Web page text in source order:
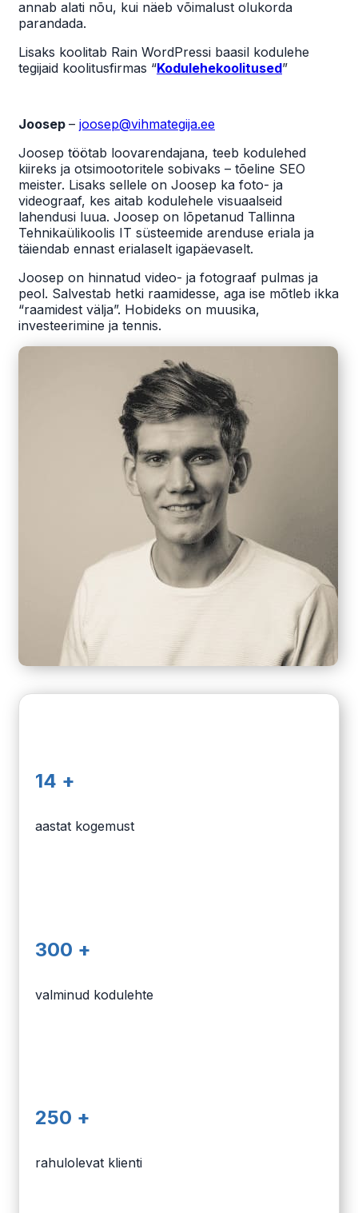
annab alati nõu, kui näeb võimalust olukorda
parandada.
Lisaks koolitab Rain WordPressi baasil kodulehe
tegijaid koolitusfirmas “Kodulehekoolitused”
Joosep – joosep@vihmategija.ee
Joosep töötab loovarendajana, teeb kodulehed
kiireks ja otsimootoritele sobivaks – tõeline SEO
meister. Lisaks sellele on Joosep ka foto- ja
videograaf, kes aitab kodulehele visuaalseid
lahendusi luua. Joosep on lõpetanud Tallinna
Tehnikaülikoolis IT süsteemide arenduse eriala ja
täiendab ennast erialaselt igapäevaselt.
Joosep on hinnatud video- ja fotograaf pulmas ja
peol. Salvestab hetki raamidesse, aga ise mõtleb ikka
“raamidest välja”. Hobideks on muusika,
investeerimine ja tennis.
14 +
aastat kogemust
300 +
valminud kodulehte
250 +
rahulolevat klienti